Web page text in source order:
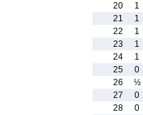
20
1
21
1
22
1
23
1
24
1
25
0
26
½
27
0
28
0